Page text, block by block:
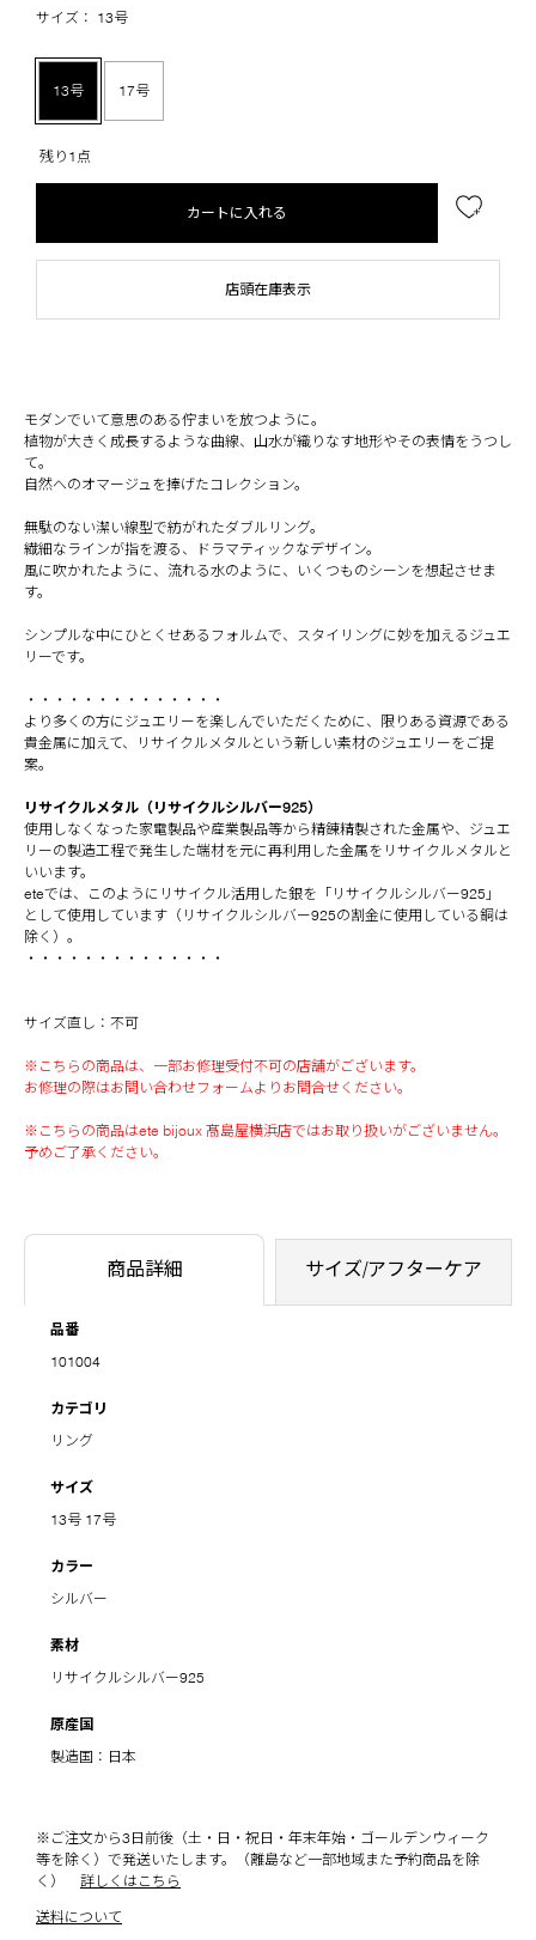
サイズ： 13号
13号 17号
残り1点
カートに入れる
店頭在庫表示
モダンでいて意思のある佇まいを放つように。
植物が大きく成長するような曲線、山水が織りなす地形やその表情をうつし
て。
自然へのオマージュを捧げたコレクション。
無駄のない潔い線型で紡がれたダブルリング。
繊細なラインが指を渡る、ドラマティックなデザイン。
風に吹かれたように、流れる水のように、いくつものシーンを想起させま
す。
シンプルな中にひとくせあるフォルムで、スタイリングに妙を加えるジュエ
リーです。
・・・・・・・・・・・・・・
より多くの方にジュエリーを楽しんでいただくために、限りある資源である
貴金属に加えて、リサイクルメタルという新しい素材のジュエリーをご提
案。
リサイクルメタル（リサイクルシルバー925）
使用しなくなった家電製品や産業製品等から精錬精製された金属や、ジュエ
リーの製造工程で発生した端材を元に再利用した金属をリサイクルメタルと
いいます。
eteでは、このようにリサイクル活用した銀を「リサイクルシルバー925」
として使用しています（リサイクルシルバー925の割金に使用している銅は
除く）。
・・・・・・・・・・・・・・
サイズ直し：不可
※こちらの商品は、一部お修理受付不可の店舗がございます。
お修理の際はお問い合わせフォームよりお問合せください。
※こちらの商品はete bijoux 髙島屋横浜店ではお取り扱いがございません。
予めご了承ください。
商品詳細 サイズ/アフターケア
品番
101004
カテゴリ
リング
サイズ
13号 17号
カラー
シルバー
素材
リサイクルシルバー925
原産国
製造国：日本
※ご注文から3日前後（土・日・祝日・年末年始・ゴールデンウィーク
等を除く）で発送いたします。（離島など一部地域また予約商品を除
く）
詳しくはこちら
送料について